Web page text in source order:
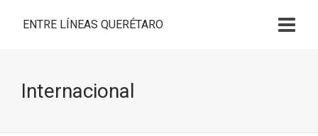
ENTRE LÍNEAS QUERÉTARO
Internacional